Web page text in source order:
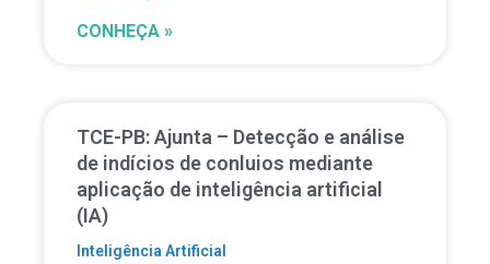
CONHEÇA »
TCE-PB: Ajunta – Detecção e análise
de indícios de conluios mediante
aplicação de inteligência artificial
(IA)
Inteligência Artificial